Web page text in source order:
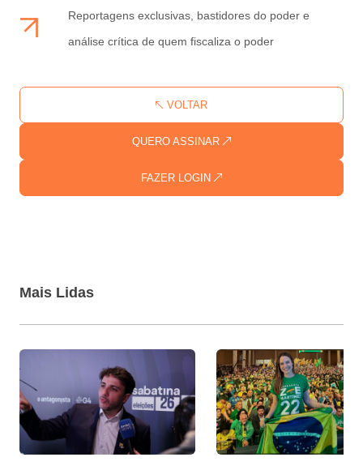
Reportagens exclusivas, bastidores do poder e
análise crítica de quem fiscaliza o poder
FAZER LOGIN
QUERO ASSINAR
VOLTAR
Mais Lidas